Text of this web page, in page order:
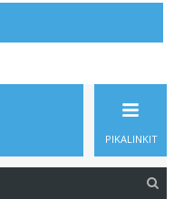
PIKALINKIT